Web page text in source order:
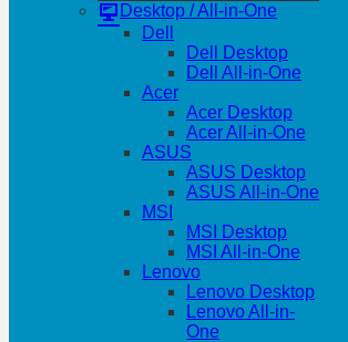
Desktop / All-in-One
Dell
Dell Desktop
Dell All-in-One
Acer
Acer Desktop
Acer All-in-One
ASUS
ASUS Desktop
ASUS All-in-One
MSI
MSI Desktop
MSI All-in-One
Lenovo
Lenovo Desktop
Lenovo All-in-
One